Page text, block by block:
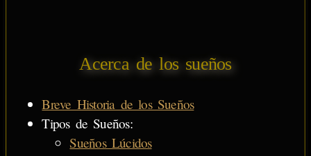
Acerca de los sueños
Breve Historia de los Sueños
Tipos de Sueños:
Sueños Lúcidos